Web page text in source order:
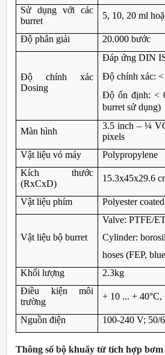
Sử dụng với các
burret
5, 10, 20 ml
Độ phân giải 20.000 bước
Độ chính xác
Dosing
Đáp ứng DIN
Độ chính xác:
Độ ổn định: <
burret sử dụng)
Màn hình
3.5 inch – ¼
pixels
Vật liệu vỏ máy
Polypropylene
Kích thước
(RxCxD)
15.3x45x29.6
Vật liệu phím Polyester coated
Vật liệu bộ burret
Valve: PTFE/
Cylinder:
hoses (FEP,
Khối lượng
2.3kg
Điều kiện môi
trường
+ 10 ... +
Nguồn điện 100-240 V; 50/
Thông số bộ khuấy từ tích hợp